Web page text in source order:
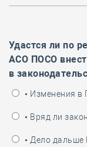
Удастся ли по
АСО ПОСО
в
• Изменения в
• Вряд ли
• Дело дальше